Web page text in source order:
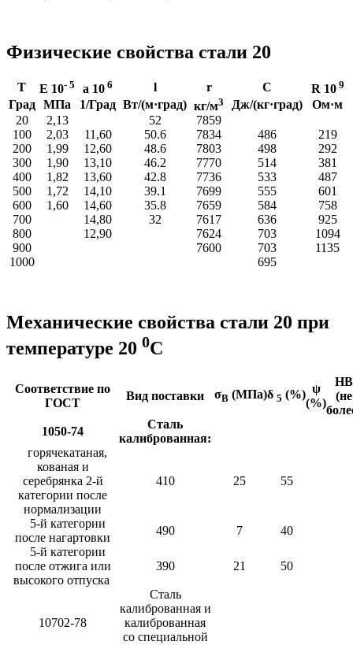
Физические свойства стали 20
T E 10- 5 a 10 6 l r C R 109
Град МПа 1/Град Вт/(м·град) кг/м3 Дж/(кг·град)
Ом·м
20
2,13 52
7859
100
2,03 11,60 50.6 7834 486
219
200
1,99 12,60 48.6 7803 498
292
300
1,90 13,10 46.2 7770 514
381
400
1,82 13,60 42.8 7736 533
487
500
1,72 14,10 39.1 7699 555
601
600
1,60 14,60 35.8 7659 584
758
700
14,80 32 7617 636
925
800
12,90 7624 703
1094
900
7600 703
1135
1000
695
Механические свойства стали 20 при
температуре 20 0С
Соответствие по
ГОСТ
Вид поставки σВ (МПа)δ 5 (%) ψ
(%)
HB
(не
1050-74
Сталь
калиброванная:
горячекатаная,
кованая и
серебрянка 2-й
категории после
нормализации
410 25 55
5-й категории
после нагартовки
490 7
40
5-й категории
после отжига или
высокого отпуска
390 21 50
10702-78
Сталь
калиброванная и
калиброванная
со специальной